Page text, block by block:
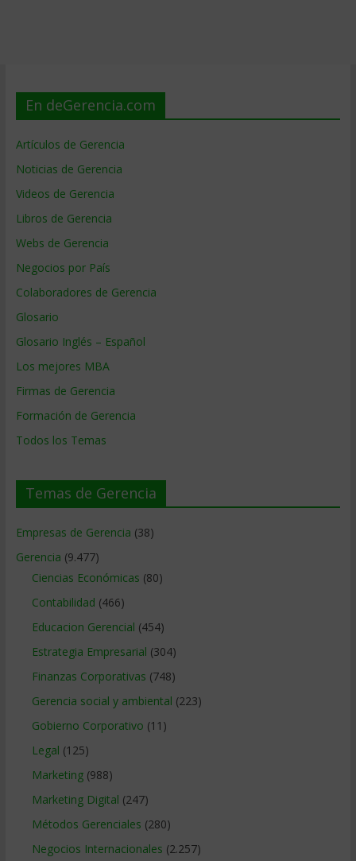
En deGerencia.com
Artículos de Gerencia
Noticias de Gerencia
Videos de Gerencia
Libros de Gerencia
Webs de Gerencia
Negocios por País
Colaboradores de Gerencia
Glosario
Glosario Inglés – Español
Los mejores MBA
Firmas de Gerencia
Formación de Gerencia
Todos los Temas
Temas de Gerencia
Empresas de Gerencia (38)
Gerencia (9.477)
Ciencias Económicas (80)
Contabilidad (466)
Educacion Gerencial (454)
Estrategia Empresarial (304)
Finanzas Corporativas (748)
Gerencia social y ambiental (223)
Gobierno Corporativo (11)
Legal (125)
Marketing(988)
Marketing Digital (247)
Métodos Gerenciales (280)
Negocios Internacionales (2.257)